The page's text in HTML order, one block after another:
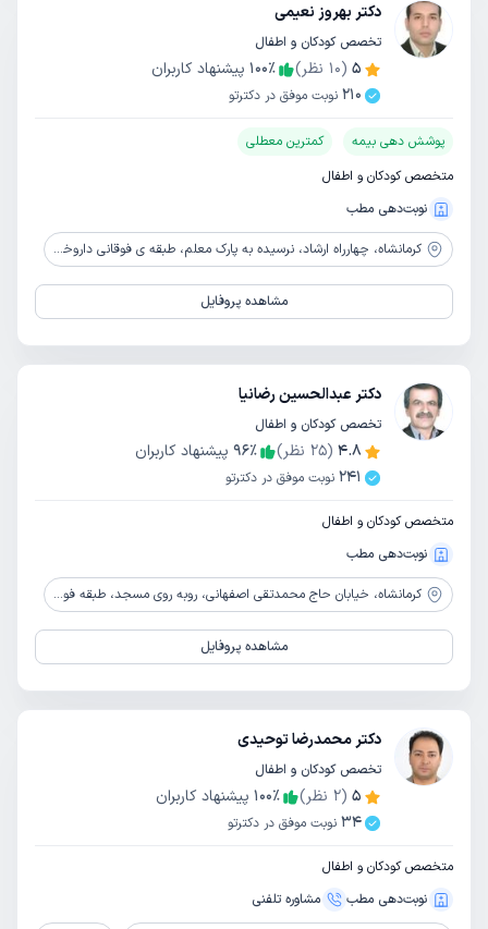
دکتر بهروز نعیمی
تخصص کودکان و اطفال
5
(
10 نظر) 100٪
پیشنهاد کاربران
210 نوبت موفق در دکترتو
پوشش دهی بیمه
کمترین معطلی
متخصص کودکان و اطفال
نوبت‌دهی مطب
کرمانشاه، چهارراه ارشاد، نرسیده به پارک معلم، طبقه ی فوقانی داروخانه دکتر نوخاصی، طبقه سوم
مشاهده پروفایل
دکتر عبدالحسین رضانیا
تخصص کودکان و اطفال
4.8
(
25 نظر) 96٪
پیشنهاد کاربران
241 نوبت موفق در دکترتو
متخصص کودکان و اطفال
نوبت‌دهی مطب
کرمانشاه، خیابان حاج محمدتقی اصفهانی، روبه روی مسجد، طبقه فوقانی داروخانه دکتر محبی، ساختمان گل مریم، طبقه اول
مشاهده پروفایل
دکتر محمدرضا توحیدی
تخصص کودکان و اطفال
5
(
2 نظر) 100٪
پیشنهاد کاربران
34 نوبت موفق در دکترتو
متخصص کودکان و اطفال
نوبت‌دهی مطب
مشاوره‌ تلفنی